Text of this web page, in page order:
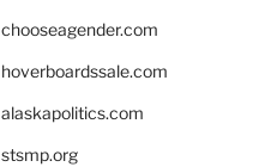
chooseagender.com
hoverboardssale.com
alaskapolitics.com
stsmp.org